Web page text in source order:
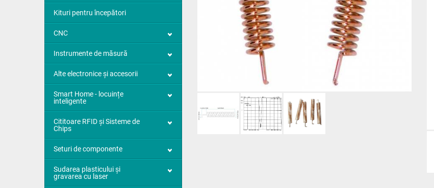
Kituri pentru începători
CNC
Instrumente de măsură
Alte electronice și accesorii
Smart Home - locuințe
inteligente
Cititoare RFID și Sisteme de
Chips
Seturi de componente
Sudarea plasticului și
gravarea cu laser